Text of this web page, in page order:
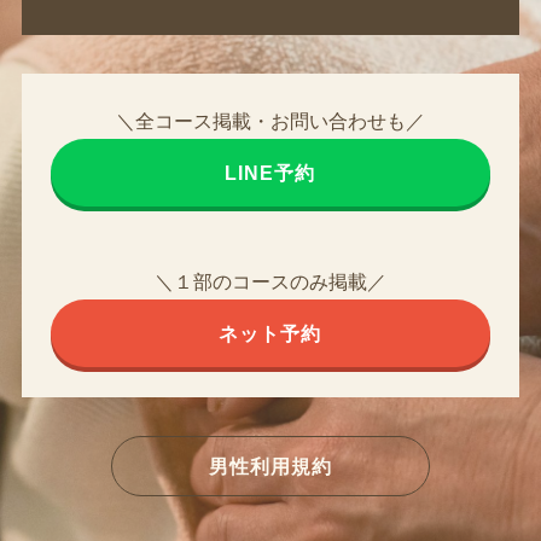
＼全コース掲載・お問い合わせも／
LINE予約
＼１部のコースのみ掲載／
ネット予約
男性利用規約